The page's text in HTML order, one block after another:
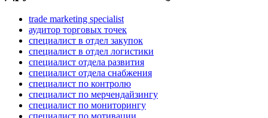
trade marketing specialist
аудитор торговых точек
специалист в отдел закупок
специалист в отдел логистики
специалист отдела развития
специалист отдела снабжения
специалист по контролю
специалист по мерчендайзингу
специалист по мониторингу
специалист по мотивации